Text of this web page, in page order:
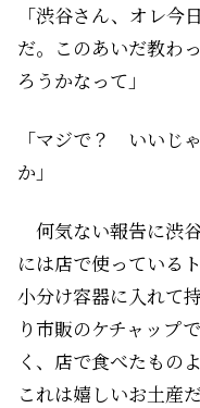
「渋谷さん、オレ今
だ。このあいだ教わ
ろうかなって」
「マジで？ いいじ
か」
何気ない報告に渋
には店で使っている
小分け容器に入れて
り市販のケチャップ
く、店で食べたもの
これは嬉しいお土産だ